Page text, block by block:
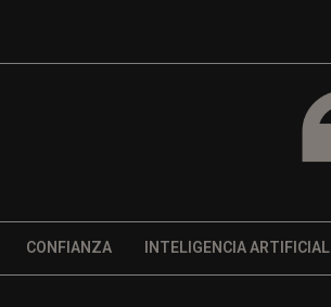
CONFIANZA INTELIGENCIA ARTIFICIAL